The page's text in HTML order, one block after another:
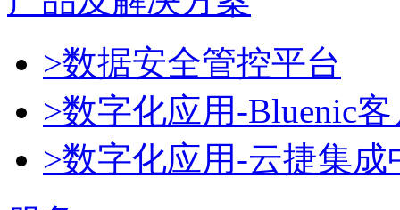
>数据安全管控平台
>数字化应用-Bluenic
>数字化应用-云捷集成